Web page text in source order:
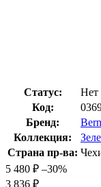
Статус:
Нет
Код:
Бренд:
Коллекция:
Страна пр-ва:
5 480 ₽ –30%
3 836 ₽